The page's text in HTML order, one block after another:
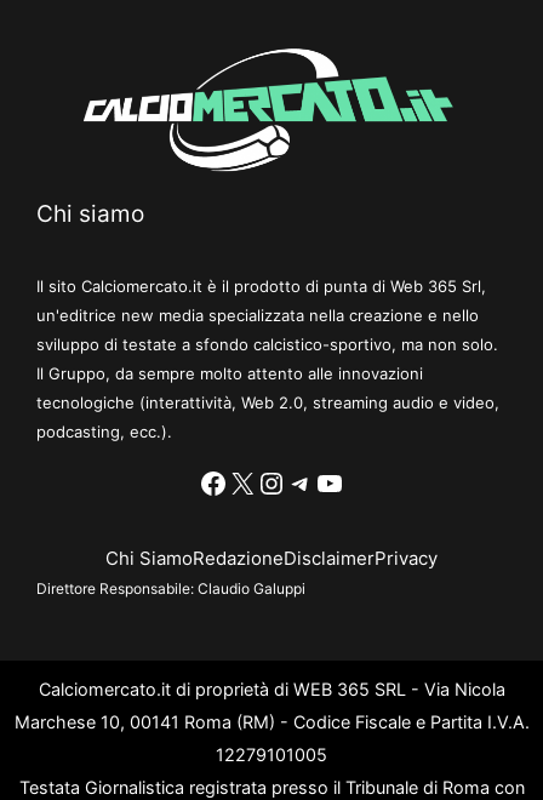
Chi siamo
Il sito Calciomercato.it è il prodotto di punta di Web 365 Srl,
un'editrice new media specializzata nella creazione e nello
sviluppo di testate a sfondo calcistico-sportivo, ma non solo.
Il Gruppo, da sempre molto attento alle innovazioni
tecnologiche (interattività, Web 2.0, streaming audio e video,
podcasting, ecc.).
Facebook
X Instagram
Telegram
YouTube
Chi SiamoRedazioneDisclaimerPrivacy
Direttore Responsabile: Claudio Galuppi
Calciomercato.it di proprietà di WEB 365 SRL - Via Nicola
Marchese 10, 00141 Roma (RM) - Codice Fiscale e Partita I.V.A.
12279101005
Testata Giornalistica registrata presso il Tribunale di Roma con